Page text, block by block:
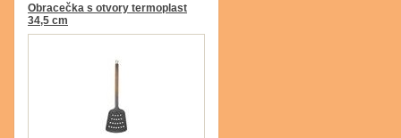
Obracečka s otvory termoplast
34,5 cm